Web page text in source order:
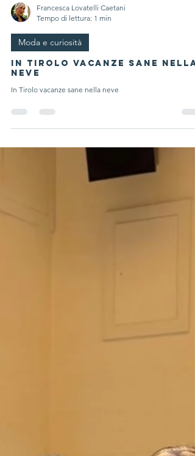
Francesca Lovatelli Caetani
Tempo di lettura: 1 min
Moda e curiosità
In Tirolo vacanze sane nella
neve